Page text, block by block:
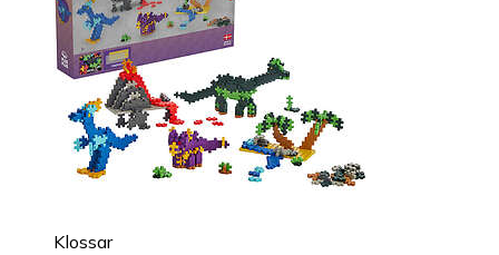
Klossar